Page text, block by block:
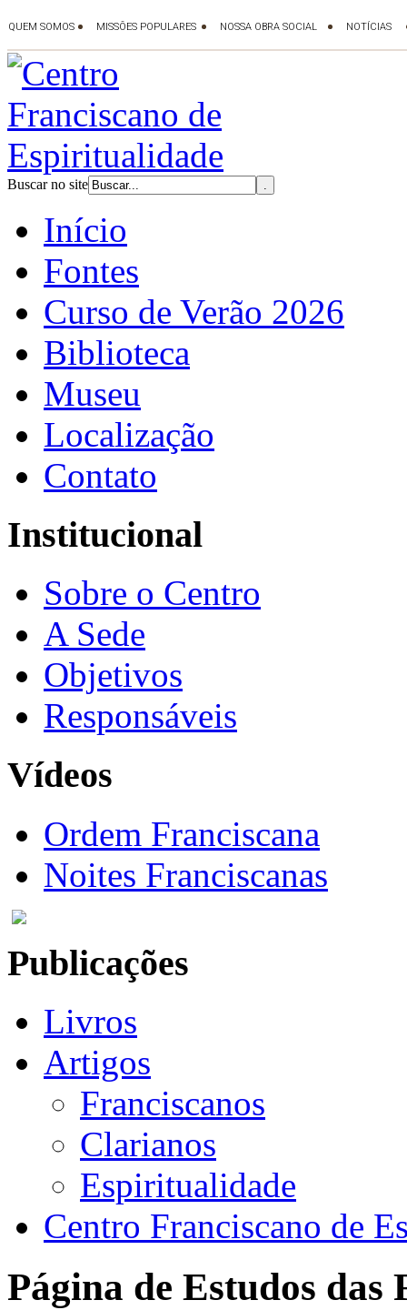
Buscar no site
Início
Fontes
Curso de Verão 2026
Biblioteca
Museu
Localização
Contato
Institucional
Sobre o Centro
A Sede
Objetivos
Responsáveis
Vídeos
Ordem Franciscana
Noites Franciscanas
Publicações
Livros
Artigos
Franciscanos
Clarianos
Espiritualidade
Centro Franciscano de
Página de Estudos das